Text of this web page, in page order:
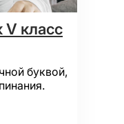
V класс
буквой,